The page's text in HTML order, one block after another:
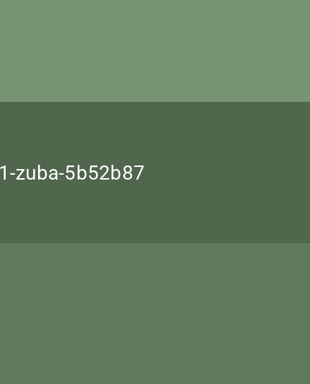
zuba-5b52b87